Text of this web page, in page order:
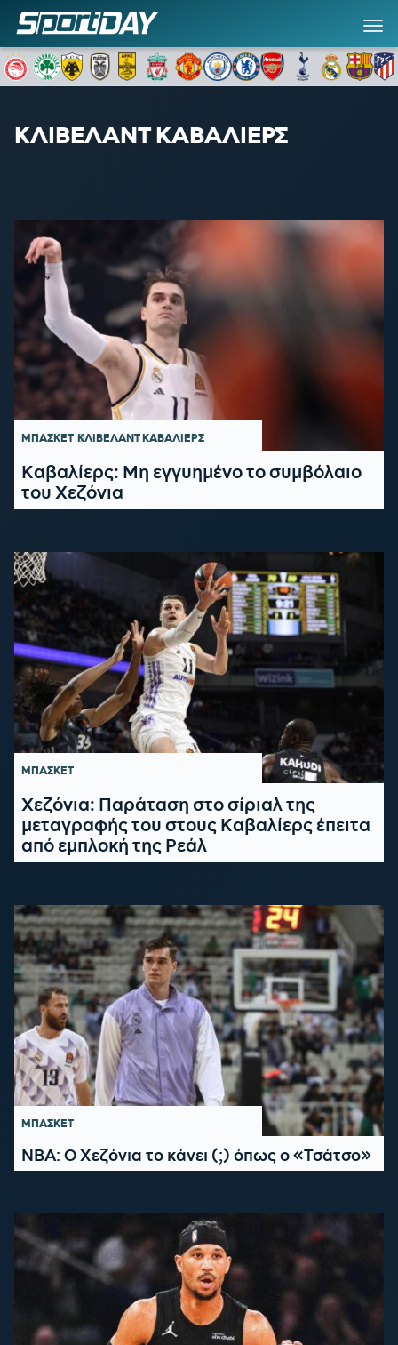
ΚΛΙΒΕΛΑΝΤ ΚΑΒΑΛΙΕΡΣ
ΜΠΑΣΚΕΤ ΚΛΙΒΕΛΑΝΤ ΚΑΒΑΛΙΕΡΣ
Καβαλίερς: Μη εγγυημένο το συμβόλαιο
του Χεζόνια
ΜΠΑΣΚΕΤ
Χεζόνια: Παράταση στο σίριαλ της
μεταγραφής του στους Καβαλίερς έπειτα
από εμπλοκή της Ρεάλ
ΜΠΑΣΚΕΤ
NBA: O Χεζόνια το κάνει (;) όπως ο «Τσάτσο»